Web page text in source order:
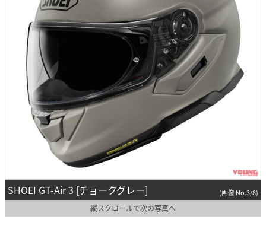
SHOEI GT-Air 3 [チョークグレー] (画像 No.3/8)
縦スクロールで次の写真へ